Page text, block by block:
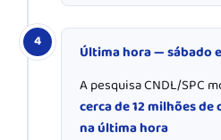
4
Última hora — sábado
A pesquisa CNDL/SPC
cerca de 12 milhões
na última hora